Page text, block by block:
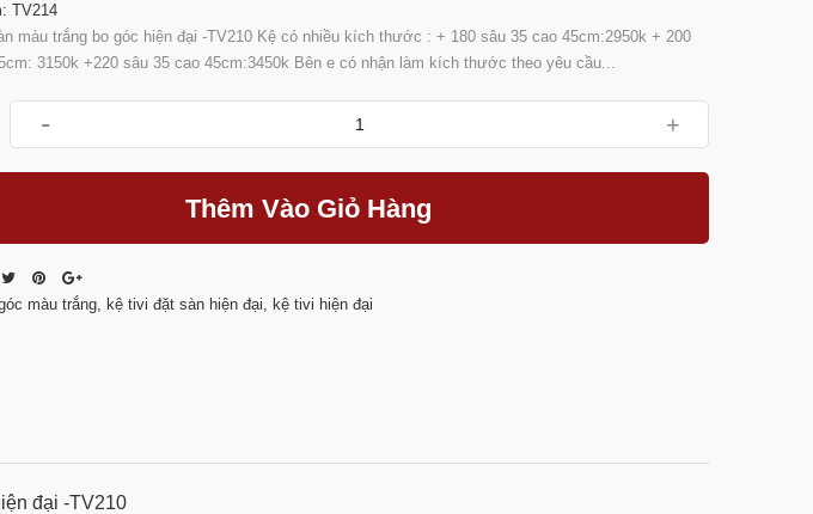
TV214
màu trắng bo góc hiện đại -TV210 Kệ có nhiều kích thước : + 180 sâu 35 cao 45cm:2950k + 200
3150k +220 sâu 35 cao 45cm:3450k Bên e có nhận làm kích thước theo yêu cầu...
- +
Thêm Vào Giỏ Hàng
màu trắng, kệ tivi đặt sàn hiện đại, kệ tivi hiện đại
đại -TV210